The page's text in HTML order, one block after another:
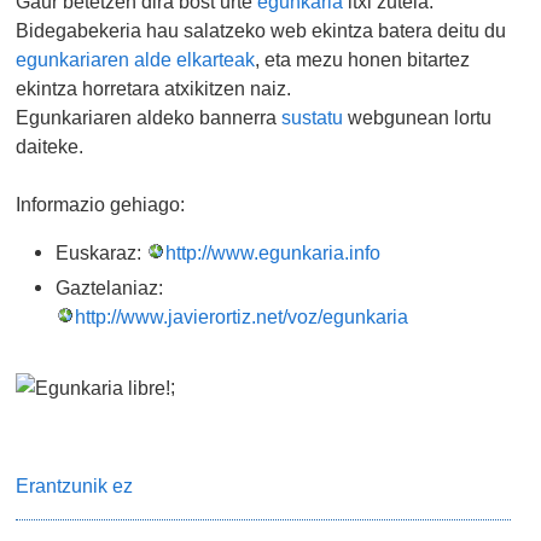
Bidegabekeria hau salatzeko web ekintza batera deitu du
egunkariaren alde elkarteak, eta mezu honen bitartez
ekintza horretara atxikitzen naiz.
Egunkariaren aldeko bannerrasustatu webgunean lortu
daiteke.
Informazio gehiago:
Euskaraz:
http://www.egunkaria.info
Gaztelaniaz:
http://www.javierortiz.net/voz/egunkaria
;
Erantzunik ez